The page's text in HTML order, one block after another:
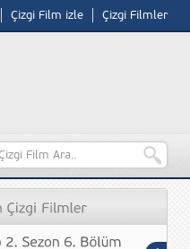
Çizgi Film izle Çizgi Filmler